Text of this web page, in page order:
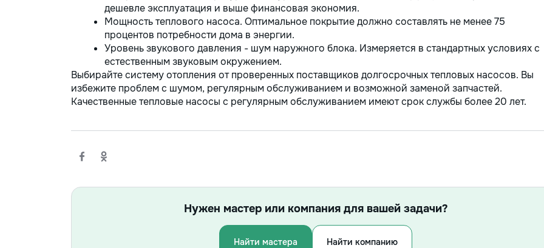
дешевле эксплуатация и выше финансовая экономия.
Мощность теплового насоса. Оптимальное покрытие должно составлять не менее 75
процентов потребности дома в энергии.
Уровень звукового давления - шум наружного блока. Измеряется в стандартных условиях с
естественным звуковым окружением.
Выбирайте систему отопления от проверенных поставщиков долгосрочных тепловых насосов. Вы
избежите проблем с шумом, регулярным обслуживанием и возможной заменой запчастей.
Качественные тепловые насосы с регулярным обслуживанием имеют срок службы более 20 лет.
Нужен мастер или компания для вашей задачи?
Найти мастера Найти компанию